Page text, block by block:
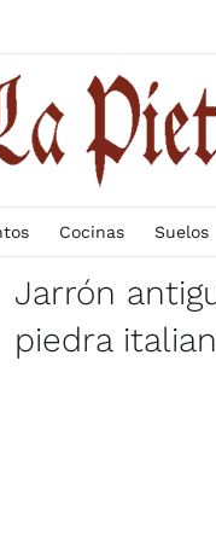
Cocinas Suelos
Jarrón
piedra